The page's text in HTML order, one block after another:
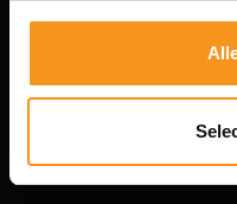
De complete webshop
Altijd interessante